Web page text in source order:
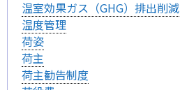
温室効果ガス（GHG）排出削減
温度管理
荷姿
荷主
荷主勧告制度